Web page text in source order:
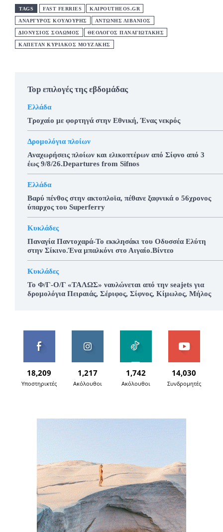
TAGS FAST FERRIES KAIPOUTHEOS.GR
ΑΝΑΡΓΥΡΟΣ ΚΟΥΛΟΥΡΗΣ ΑΝΤΩΝΗΣ ΛΙΒΑΝΙΟΣ
ΔΙΟΝΥΣΙΟΣ ΣΟΛΩΜΟΣ ΘΕΟΛΟΓΟΣ ΠΑΝΑΓΙΩΤΑΚΗΣ
ΚΑΠΕΤΑΝ ΚΥΡΙΑΚΟΣ ΜΟΥΖΑΚΗΣ
Top επιλογές της εβδομάδας
Ελλάδα
Τροχαίο με φορτηγά στην Εθνική, Ένας νεκρός
Δρομολόγια πλοίων
Αναχωρήσεις πλοίων και ελικοπτέρων από Σίφνο από 3
έως 9/8/26.Departures from Sifnos
Ελλάδα
Βαρύ πένθος στην ακτοπλοϊα, πέθανε ξαφνικά ο 56χρονος
ύπαρχος του Superferry
Κυκλάδες
Παναγία Παντοχαρά-Το εκκλησάκι του Οδυσσέα Ελύτη
στην Σίκινο.Ένα μπαλκόνι στο Αιγαίο.Βίντεο
Κυκλάδες
To Φ/Γ-Ο/Γ «ΤΑΛΩΣ» ναυλώνεται από την seajets για
δρομολόγια Πειραιάς, Σέριφος, Σίφνος, Κίμωλος, Μήλος
18,209
Υποστηρικτές
1,217
Ακόλουθοι
1,742
Ακόλουθοι
14,030
Συνδρομητές